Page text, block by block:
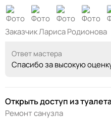
Заказчик Лариса Родионова
Ответ мастера
Спасибо за высокую
Открыть доступ из
Ремонт санузла